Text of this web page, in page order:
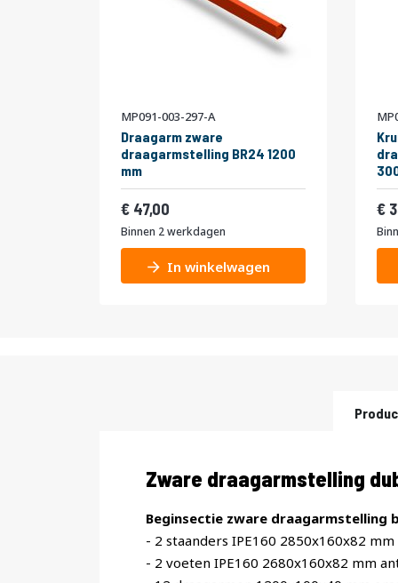
MP091-003-297-A
Draagarm zware
draagarmstelling BR24 1200
mm
47,00
Binnen 2 werkdagen
In winkelwagen
Productomschrijving
Zware draagarmstelling
Beginsectie zware draagarmstelling
- 2 staanders IPE160 2850x160x82
- 2 voeten IPE160 2680x160x82 mm